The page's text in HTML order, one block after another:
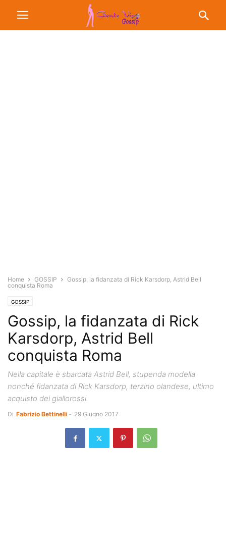
Home GOSSIP
Gossip, la fidanzata di Rick Karsdorp, Astrid Bell
conquista Roma
GOSSIP
Gossip, la fidanzata di Rick
Karsdorp, Astrid Bell
conquista Roma
Nella capitale è sbarcata Astrid Bell, stupenda modella
nonché fidanzata di Rick Karsdorp, terzino olandese, ultimo
acquisto dei giallorossi.
Di Fabrizio Bettinelli - 29 Giugno 2017